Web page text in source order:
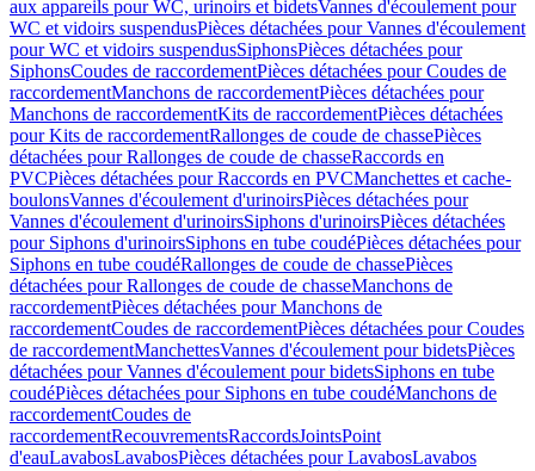
aux appareils pour WC, urinoirs et bidetsVannes d'écoulement pour
WC et vidoirs suspendusPièces détachées pour Vannes d'écoulement
pour WC et vidoirs suspendusSiphonsPièces détachées pour
SiphonsCoudes de raccordementPièces détachées pour Coudes de
raccordementManchons de raccordementPièces détachées pour
Manchons de raccordementKits de raccordementPièces détachées
pour Kits de raccordementRallonges de coude de chassePièces
détachées pour Rallonges de coude de chasseRaccords en
PVCPièces détachées pour Raccords en PVCManchettes et cache-
boulonsVannes d'écoulement d'urinoirsPièces détachées pour
Vannes d'écoulement d'urinoirsSiphons d'urinoirsPièces détachées
pour Siphons d'urinoirsSiphons en tube coudéPièces détachées pour
Siphons en tube coudéRallonges de coude de chassePièces
détachées pour Rallonges de coude de chasseManchons de
raccordementPièces détachées pour Manchons de
raccordementCoudes de raccordementPièces détachées pour Coudes
de raccordementManchettesVannes d'écoulement pour bidetsPièces
détachées pour Vannes d'écoulement pour bidetsSiphons en tube
coudéPièces détachées pour Siphons en tube coudéManchons de
raccordementCoudes de
raccordementRecouvrementsRaccordsJointsPoint
d'eauLavabosLavabosPièces détachées pour LavabosLavabos